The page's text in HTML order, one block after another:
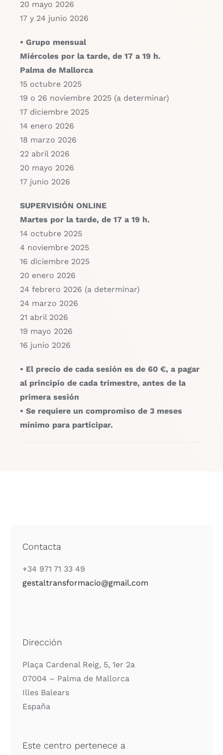
20 mayo 2026
17 y 24 junio 2026
• Grupo mensual
Miércoles por la tarde, de 17 a 19 h.
Palma de Mallorca
15 octubre 2025
19 o 26 noviembre 2025 (a determinar)
17 diciembre 2025
14 enero 2026
18 marzo 2026
22 abril 2026
20 mayo 2026
17 junio 2026
SUPERVISIÓN ONLINE
Martes por la tarde, de 17 a 19 h.
14 octubre 2025
4 noviembre 2025
16 diciembre 2025
20 enero 2026
24 febrero 2026 (a determinar)
24 marzo 2026
21 abril 2026
19 mayo 2026
16 junio 2026
• El precio de cada sesión es de 60 €, a pagar
al principio de cada trimestre, antes de la
primera sesión
• Se requiere un compromiso de 3 meses
mínimo para participar.
Contacta
+34 971 71 33 49
gestaltransformacio@gmail.com
Dirección
Plaça Cardenal Reig, 5, 1er 2a
07004 – Palma de Mallorca
Illes Balears
España
Este centro pertenece a